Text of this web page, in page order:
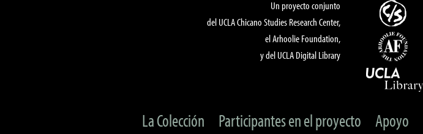
Un proyecto conjunto
del UCLA Chicano Studies Research Center,
el Arhoolie Foundation,
y del UCLA Digital Library
La Colección Participantes en el proyecto Apoyo